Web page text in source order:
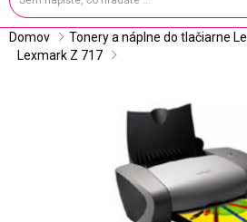
Domov Tonery a náplne do tlačiarne
Lexmark Z 717